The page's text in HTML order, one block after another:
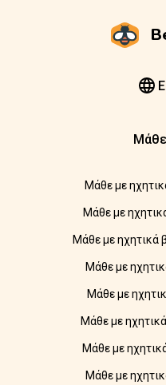
Μάθε με
Μάθε με
Μάθε με ηχητικά
Μάθε με
Μάθε με
Μάθε με
Μάθε με
Μάθε με